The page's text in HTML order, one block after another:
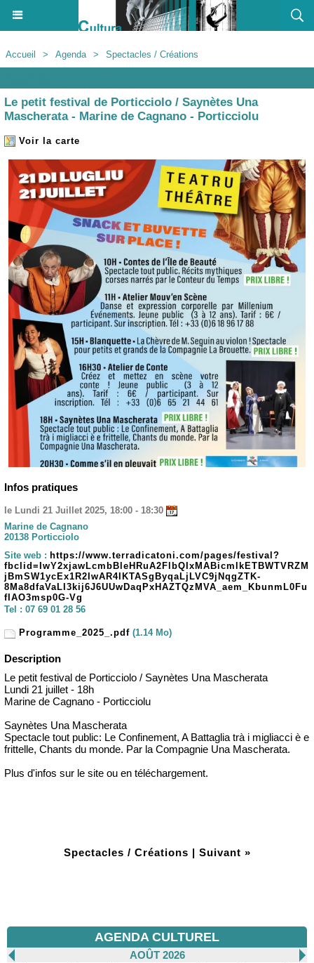
Accueil > Agenda > Spectacles / Créations
Le petit festival de Porticciolo / Saynètes Una
Mascherata - Marine de Cagnano - Porticciolu
Voir la carte
Infos pratiques
le Lundi 21 Juillet 2025, 18:00 - 18:30
Marine de Cagnano
20138 Porticciolo
Site web : https://www.terradicatoni.com/pages/festival?
fbclid=IwY2xjawLcmbBleHRuA2FlbQIxMABicmlkETBWTVRZM
jBmSW1ycEx1R2IwAR4IKTASgByqaLjLVC9jNqgZTK-
8Ma8dfaVaLI3kij6J6UUwDaqPxHAZTQzMVA_aem_KbunmL0Fu
fIAO3msp0G-Vg
Tel : 07 69 01 28 56
Programme_2025_.pdf (1.14 Mo)
Description
Le petit festival de Porticciolo / Saynètes Una Mascherata
Lundi 21 juillet - 18h
Marine de Cagnano - Porticciolu
Saynètes Una Mascherata
Spectacle tout public: Le Confinement, A Battaglia trà i migliacci è e
frittelle, Chants du monde. Par la Compagnie Una Mascherata.
Plus d'infos sur le site ou en téléchargement.
Spectacles / Créations | Suivant »
AGENDA CULTUREL
AOÛT 2026